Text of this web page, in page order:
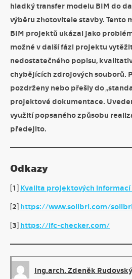
hladký transfer modelu BIM do
výběru zhotovitele stavby. Tento
BIM projektů ukázal jako
možné v další fázi projektu
nedostatečného popisu,
chybějících zdrojových souborů.
pozdrženy nebo přešly do
projektové dokumentace.
využití popsaného způsobu
předejito.
Odkazy
[1] Kvalita projektových
[2] https://www.solibri.com/
[3] https://ifc-checker.com/
Ing.arch. Zdeněk